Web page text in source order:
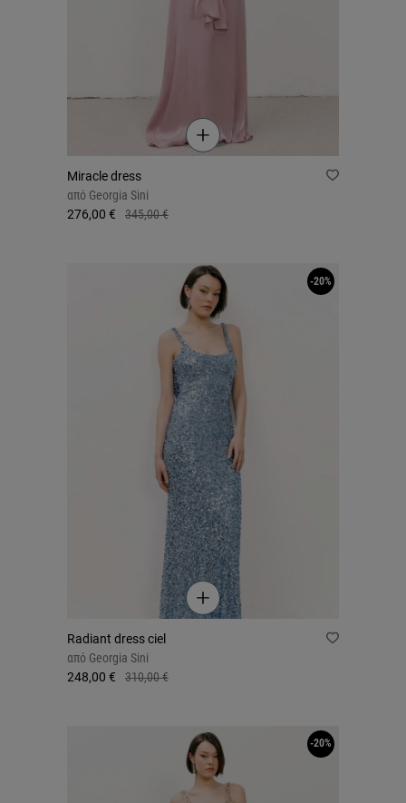
Miracle dress
από Georgia Sini
276,00 €
345,00 €
Radiant dress ciel
από Georgia Sini
248,00 €
310,00 €
-20%
-20%